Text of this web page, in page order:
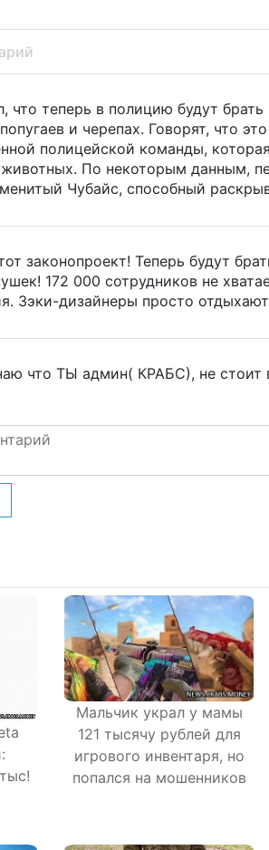
что теперь в полицию будут
и черепах. Говорят, что
полицейской команды,
По некоторым данным,
Чубайс, способный
законопроект! Теперь будут
172 000 сотрудников не
Зэки-дизайнеры просто
что ТЫ админ( КРАБС), не
Мальчик украл у мамы
121 тысячу рублей для
игрового инвентаря, но
попался на мошенников